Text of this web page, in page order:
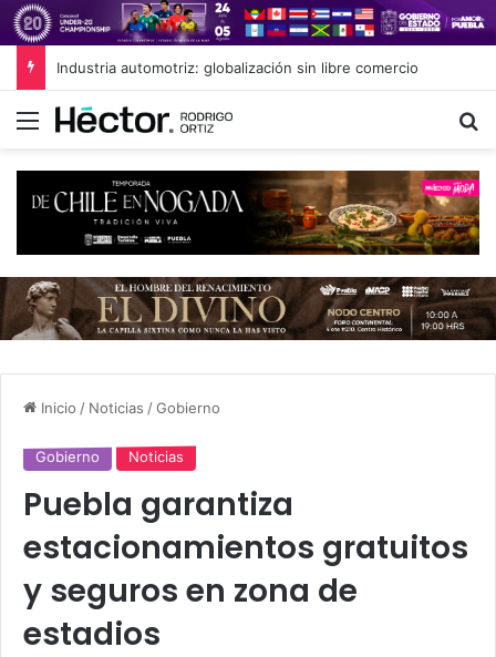
Industria automotriz: globalización sin libre comercio
Menú
Inicio / Noticias /Gobierno
Gobierno Noticias
Puebla garantiza
estacionamientos gratuitos
y seguros en zona de
estadios